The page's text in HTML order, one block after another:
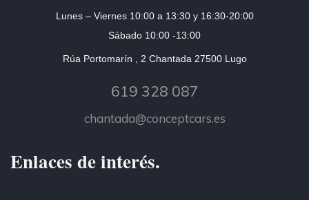
Lunes – Viernes 10:00 a 13:30 y 16:30-20:00
Sábado 10:00 -13:00
Rúa Portomarín , 2 Chantada 27500 Lugo
619 328 087
chantada@conceptcars.es
Enlaces de interés.